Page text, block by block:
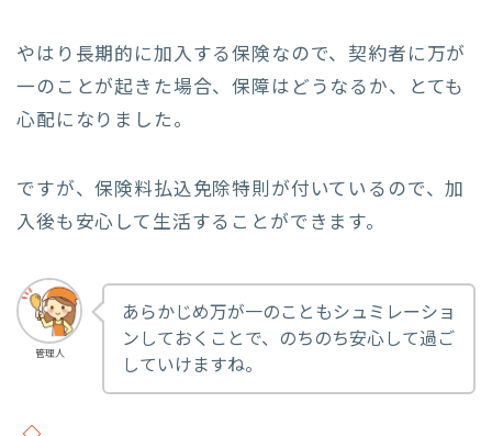
やはり長期的に加入する保険なので、契約者に万が
一のことが起きた場合、保障はどうなるか、とても
心配になりました。
ですが、保険料払込免除特則が付いているので、加
入後も安心して生活することができます。
管理人
あらかじめ万が一のこともシュミレーショ
ンしておくことで、のちのち安心して過ご
していけますね。